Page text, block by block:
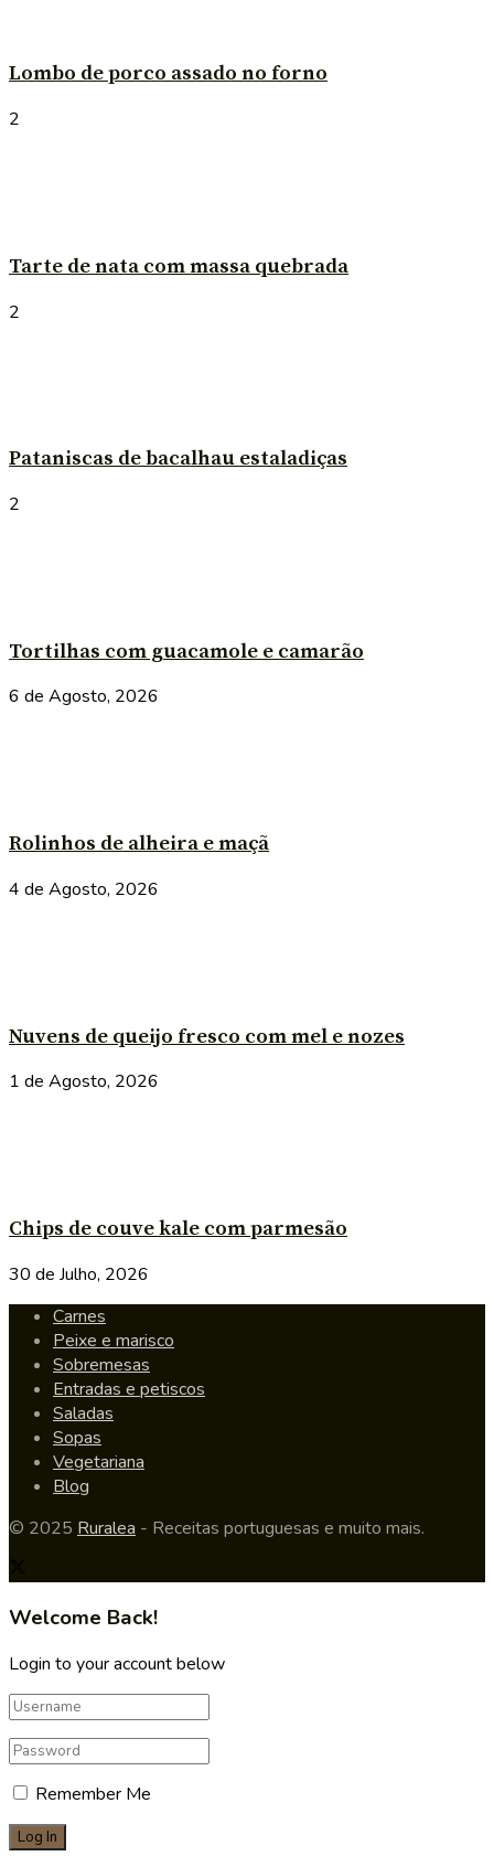
Lombo de porco assado no forno
2
Tarte de nata com massa quebrada
2
Pataniscas de bacalhau estaladiças
2
Tortilhas com guacamole e camarão
6 de Agosto, 2026
Rolinhos de alheira e maçã
4 de Agosto, 2026
Nuvens de queijo fresco com mel e nozes
1 de Agosto, 2026
Chips de couve kale com parmesão
30 de Julho, 2026
Carnes
Peixe e marisco
Sobremesas
Entradas e petiscos
Saladas
Sopas
Vegetariana
Blog
© 2025 Ruralea - Receitas portuguesas e muito mais.
Welcome Back!
Login to your account below
Remember Me